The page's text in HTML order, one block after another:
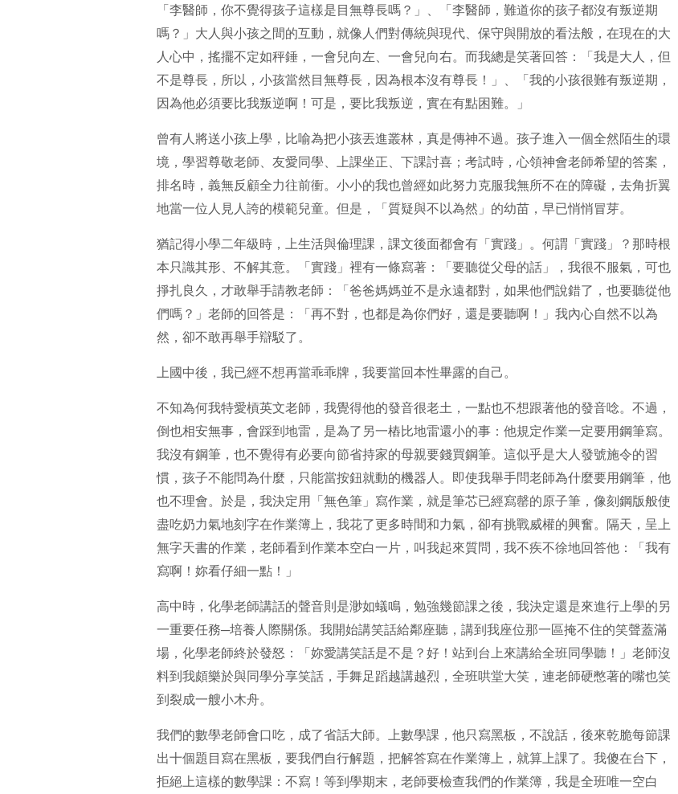
「李醫師，你不覺得孩子這樣是目無尊長嗎？」、「李醫師，難道你的孩子都沒有叛逆期
嗎？」大人與小孩之間的互動，就像人們對傳統與現代、保守與開放的看法般，在現在的大
人心中，搖擺不定如秤錘，一會兒向左、一會兒向右。而我總是笑著回答：「我是大人，但
不是尊長，所以，小孩當然目無尊長，因為根本沒有尊長！」、「我的小孩很難有叛逆期，
因為他必須要比我叛逆啊！可是，要比我叛逆，實在有點困難。」
曾有人將送小孩上學，比喻為把小孩丟進叢林，真是傳神不過。孩子進入一個全然陌生的環
境，學習尊敬老師、友愛同學、上課坐正、下課討喜；考試時，心領神會老師希望的答案，
排名時，義無反顧全力往前衝。小小的我也曾經如此努力克服我無所不在的障礙，去角折翼
地當一位人見人誇的模範兒童。但是，「質疑與不以為然」的幼苗，早已悄悄冒芽。
猶記得小學二年級時，上生活與倫理課，課文後面都會有「實踐」。何謂「實踐」？那時根
本只識其形、不解其意。「實踐」裡有一條寫著：「要聽從父母的話」，我很不服氣，可也
掙扎良久，才敢舉手請教老師：「爸爸媽媽並不是永遠都對，如果他們說錯了，也要聽從他
們嗎？」老師的回答是：「再不對，也都是為你們好，還是要聽啊！」我內心自然不以為
然，卻不敢再舉手辯駁了。
上國中後，我已經不想再當乖乖牌，我要當回本性畢露的自己。
不知為何我特愛槓英文老師，我覺得他的發音很老土，一點也不想跟著他的發音唸。不過，
倒也相安無事，會踩到地雷，是為了另一樁比地雷還小的事：他規定作業一定要用鋼筆寫。
我沒有鋼筆，也不覺得有必要向節省持家的母親要錢買鋼筆。這似乎是大人發號施令的習
慣，孩子不能問為什麼，只能當按鈕就動的機器人。即使我舉手問老師為什麼要用鋼筆，他
也不理會。於是，我決定用「無色筆」寫作業，就是筆芯已經寫罄的原子筆，像刻鋼版般使
盡吃奶力氣地刻字在作業簿上，我花了更多時間和力氣，卻有挑戰威權的興奮。隔天，呈上
無字天書的作業，老師看到作業本空白一片，叫我起來質問，我不疾不徐地回答他：「我有
寫啊！妳看仔細一點！」
高中時，化學老師講話的聲音則是渺如蟻鳴，勉強幾節課之後，我決定還是來進行上學的另
一重要任務─培養人際關係。我開始講笑話給鄰座聽，講到我座位那一區掩不住的笑聲蓋滿
場，化學老師終於發怒：「妳愛講笑話是不是？好！站到台上來講給全班同學聽！」老師沒
料到我頗樂於與同學分享笑話，手舞足蹈越講越烈，全班哄堂大笑，連老師硬憋著的嘴也笑
到裂成一艘小木舟。
我們的數學老師會口吃，成了省話大師。上數學課，他只寫黑板，不說話，後來乾脆每節課
出十個題目寫在黑板，要我們自行解題，把解答寫在作業簿上，就算上課了。我傻在台下，
拒絕上這樣的數學課：不寫！等到學期末，老師要檢查我們的作業簿，我是全班唯一空白